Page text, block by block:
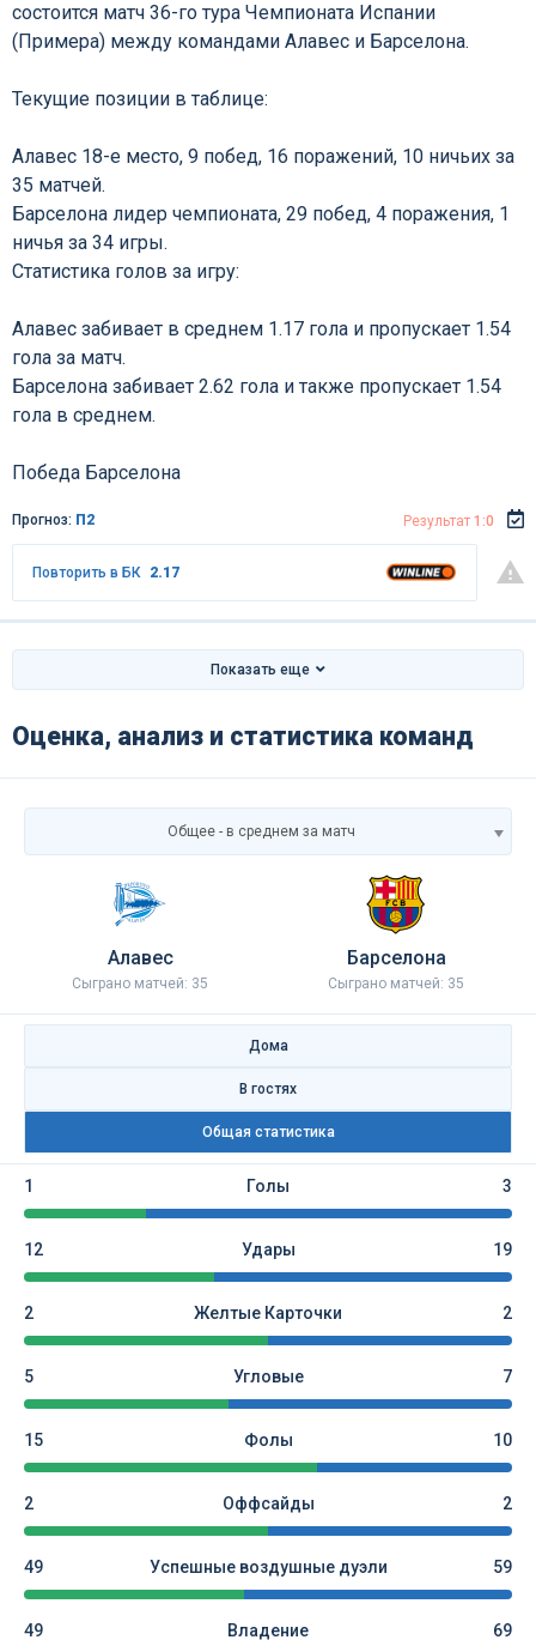
состоится матч 36-го тура Чемпионата Испании
(Примера) между командами Алавес и Барселона.
Текущие позиции в таблице:
Алавес 18-е место, 9 побед, 16 поражений, 10 ничьих за
35 матчей.
Барселона лидер чемпионата, 29 побед, 4 поражения, 1
ничья за 34 игры.
Статистика голов за игру:
Алавес забивает в среднем 1.17 гола и пропускает 1.54
гола за матч.
Барселона забивает 2.62 гола и также пропускает 1.54
гола в среднем.
Победа Барселона
Прогноз: П2 Результат 1:0
Повторить в БК 2.17
Показать еще
Оценка, анализ и статистика команд
Алавес
Сыграно матчей: 35
Общее - в среднем за матч
Барселона
Сыграно матчей: 35
Дома
В гостях
Общая статистика
1 Голы 3
12 Удары 19
2 Желтые Карточки 2
5 Угловые 7
15 Фолы 10
2 Оффсайды 2
49 Успешные воздушные дуэли 59
49 Владение 69